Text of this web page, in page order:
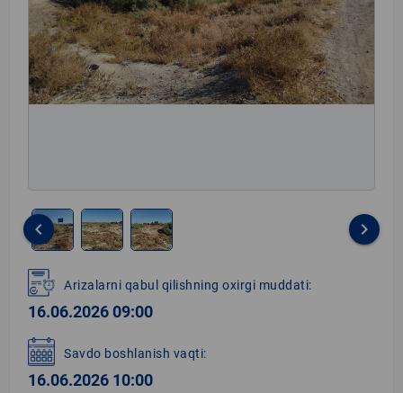
1
of
3
keyboard_arrow_left keyboard_arrow_right
Arizalarni qabul qilishning oxirgi muddati:
16.06.2026 09:00
Savdo boshlanish vaqti:
16.06.2026 10:00